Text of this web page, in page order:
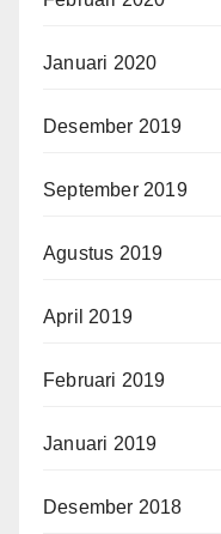
Januari 2020
Desember 2019
September 2019
Agustus 2019
April 2019
Februari 2019
Januari 2019
Desember 2018